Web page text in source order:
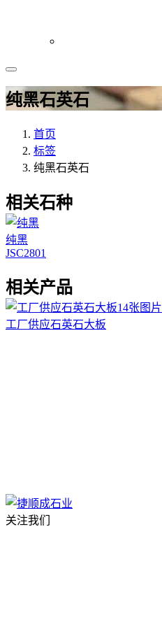
纯黑石英石
首页
标签
纯黑石英石
相关石种
纯黑
JSC2801
相关产品
14张图片
工厂供应石英石大板
关注我们